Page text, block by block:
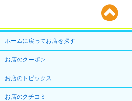
ホームに戻ってお店を探す
お店のクーポン
お店のトピックス
お店のクチコミ